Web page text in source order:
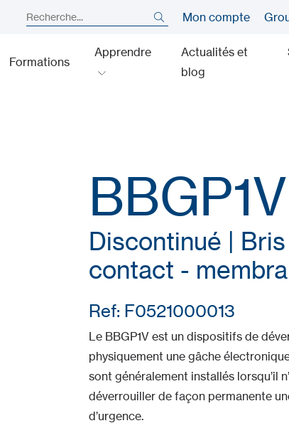
Mon compte
Formations
Apprendre
Actualités et
blog
BBGP1V
Discontinué |
contact -
Ref: F0521000013
Le BBGP1V est un dispositifs de
physiquement une gâche
sont généralement installés lorsqu’il
déverrouiller de façon permanente
d’urgence.